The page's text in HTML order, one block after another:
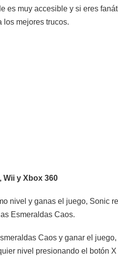
es muy accesible y si eres
los mejores trucos.
Wii y Xbox 360
nivel y ganas el juego, Sonic
Esmeraldas Caos.
Caos y ganar el
nivel presionando el botón